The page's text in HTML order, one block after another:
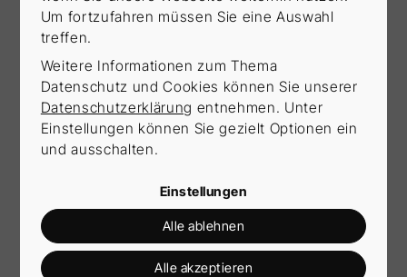
Um fortzufahren müssen Sie eine Auswahl
treffen.
Weitere Informationen zum Thema
Datenschutz und Cookies können Sie unserer
Datenschutzerklärung entnehmen. Unter
Einstellungen können Sie gezielt Optionen ein
und ausschalten.
Einstellungen
Alle ablehnen
Alle akzeptieren